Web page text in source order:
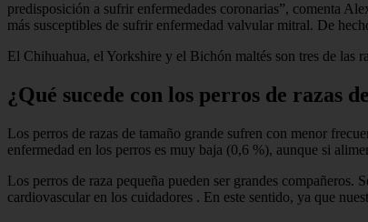
predisposición a sufrir enfermedades coronarias”, comenta
más susceptibles de sufrir enfermedad valvular mitral. De
El Chihuahua, el Yorkshire y el Bichón maltés son tres de las
¿Qué sucede con los perros de razas
Los perros de razas de tamaño grande sufren con menor
enfermedad en los perros es muy baja (0,6 %), aunque si
Los perros de raza pequeña pueden ser grandes
cardiovascular en los cuidadores . En este sentido, ya que